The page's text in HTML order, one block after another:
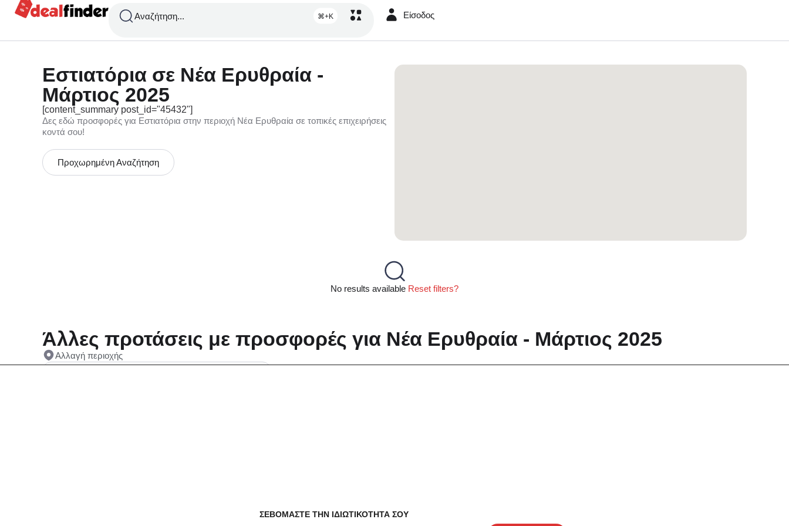
Αναζήτηση... ⌘+K Είσοδος
Εστιατόρια σε Νέα Ερυθραία -
Μάρτιος 2025
[content_summary post_id="45432"]
Δες εδώ προσφορές για Εστιατόρια στην περιοχή Νέα Ερυθραία σε τοπικές επιχειρήσεις
κοντά σου!
Προχωρημένη Αναζήτηση
No results available Reset filters?
Άλλες προτάσεις με προσφορές για Νέα Ερυθραία - Μάρτιος 2025
Αλλαγή περιοχής
ΣΕΒΟΜΑΣΤΕ ΤΗΝ ΙΔΙΩΤΙΚΟΤΗΤΑ ΣΟΥ